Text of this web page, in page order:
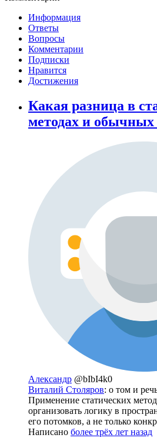
Информация
Ответы
Вопросы
Комментарии
Подписки
Нравится
Достижения
Какая разница в
методах и
Александр @bIbI4k0
Виталий Столяров: о том и
Применение статических
организовать логику в
его потомков, а не только
Написано более трёх лет назад